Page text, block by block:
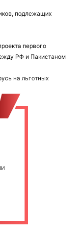
подлежащих
первого
РФ и Пакистаном
на льготных